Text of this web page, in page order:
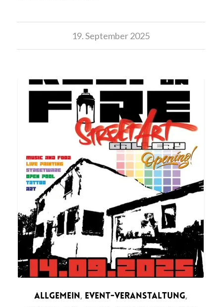
19. September 2025
ALLGEMEIN, EVENT-VERANSTALTUNG,